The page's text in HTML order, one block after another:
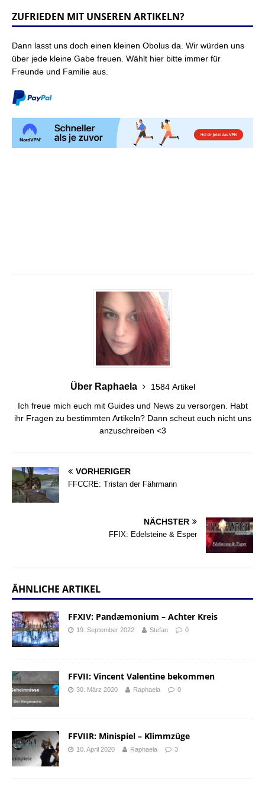
ZUFRIEDEN MIT UNSEREN ARTIKELN?
Dann lasst uns doch einen kleinen Obolus da. Wir würden uns
über jede kleine Gabe freuen. Wählt hier bitte immer für
Freunde und Familie aus.
Über Raphaela
1584 Artikel
Ich freue mich euch mit Guides und News zu versorgen. Habt
ihr Fragen zu bestimmten Artikeln? Dann scheut euch nicht uns
anzuschreiben <3
VORHERIGER
FFCCRE: Tristan der Fährmann
NÄCHSTER
FFIX: Edelsteine & Esper
ÄHNLICHE ARTIKEL
FFXIV: Pandæmonium – Achter Kreis
19. September 2022 Stefan 0
FFVII: Vincent Valentine bekommen
30. März 2020 Raphaela 0
FFVIIR: Minispiel – Klimmzüge
10. April 2020 Raphaela 3